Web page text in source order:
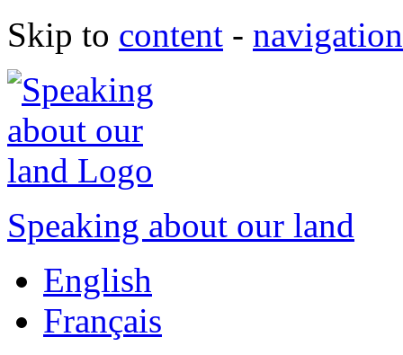
Skip to content - navigation
Speaking about our land
English
Français